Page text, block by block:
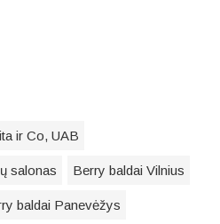
ir Co, UAB
salonas Berry baldai Vilnius
baldai Panevėžys